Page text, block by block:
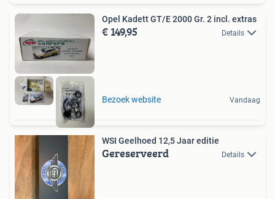
Opel Kadett GT/E 2000 Gr. 2 incl. extras
€ 149,95 Details
Bezoek website Vandaag
WSI Geelhoed 12,5 Jaar editie
Gereserveerd Details